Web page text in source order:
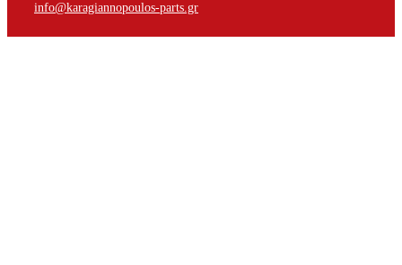
info@karagiannopoulos-parts.gr